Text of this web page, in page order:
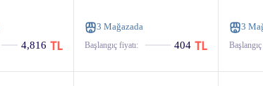
4,816
3 Mağazada
Başlangıç ​​fiyatı: 404
3